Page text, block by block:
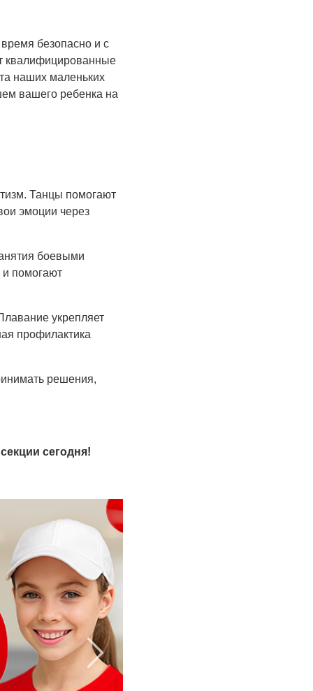
безопасно и с
квалифицированные
наших маленьких
вашего ребенка на
Танцы помогают
эмоции через
боевыми
и помогают
укрепляет
профилактика
решения,
сегодня!